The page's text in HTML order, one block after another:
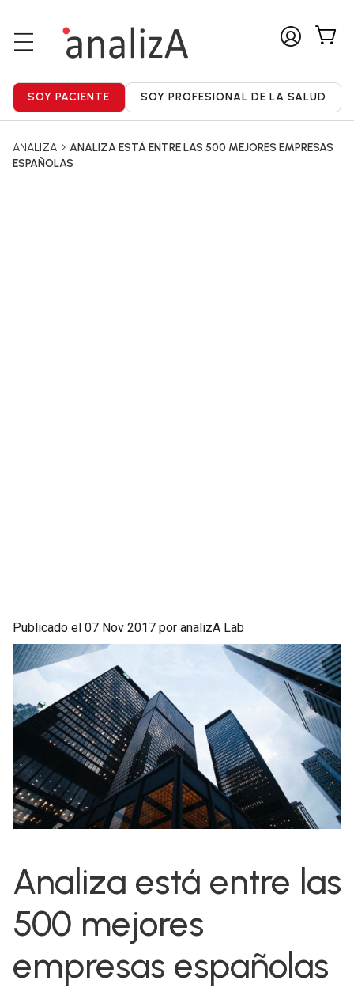
ANALIZA
ANALIZA ESTÁ ENTRE LAS 500 MEJORES EMPRESAS
ESPAÑOLAS
Publicado el 07 Nov 2017 por analizA Lab
Analiza está entre las
500 mejores
empresas españolas